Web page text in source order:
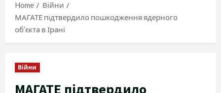
Home
Війни
МАГАТЕ підтвердило пошкодження ядерного
об’єкта в Ірані
Війни
МАГАТЕ підтвердило